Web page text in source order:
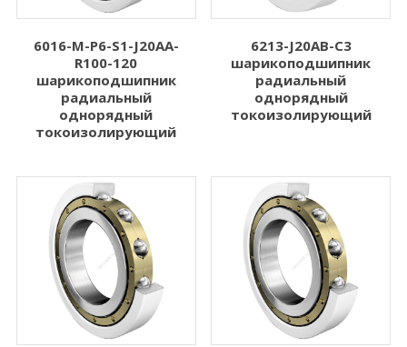
6016-M-P6-S1-J20AA-
R100-120
шарикоподшипник
радиальный
однорядный
токоизолирующий
6213-J20AB-C3
шарикоподшипник
радиальный
однорядный
токоизолирующий